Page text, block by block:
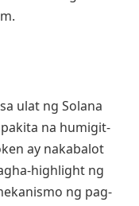
ulat ng Solana
na humigit-
ay nakabalot
highlight ng
ng pag-